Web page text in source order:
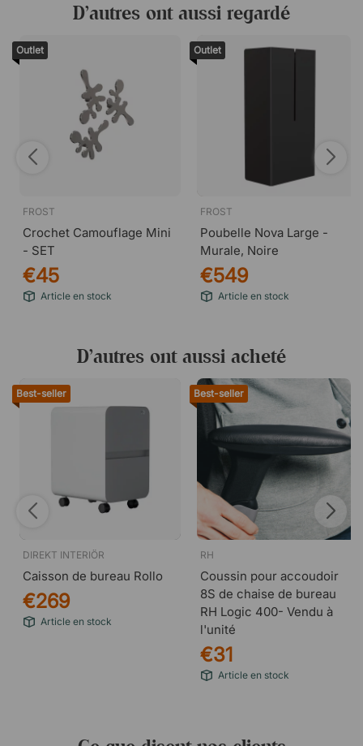
D’autres ont aussi regardé
Outlet
FROST
Crochet Camouflage Mini
- SET
€45
Article en stock
Outlet
FROST
Poubelle Nova Large -
Murale, Noire
€549
Article en stock
D’autres ont aussi acheté
Best-seller
DIREKT INTERIÖR
Caisson de bureau Rollo
€269
Article en stock
Best-seller
RH
Coussin pour accoudoir
8S de chaise de bureau
RH Logic 400- Vendu à
l'unité
€31
Article en stock